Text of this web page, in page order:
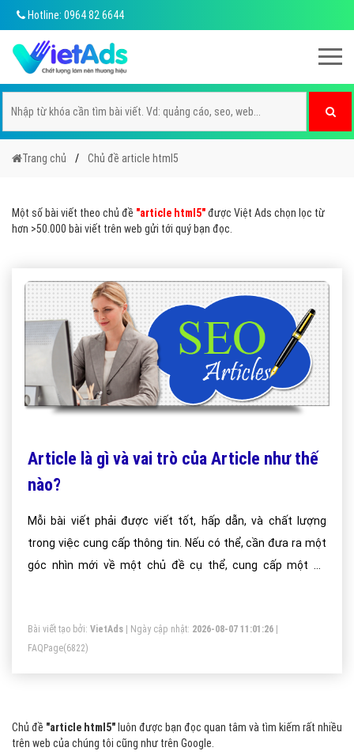
Hotline: 0964 82 6644
Trang chủ Chủ đề article html5
Một số bài viết theo chủ đề "article html5"được Việt Ads chọn lọc từ
hơn >50.000 bài viết trên web gửi tới quý bạn đọc.
Article là gì và vai trò của Article như thế
nào?
Mỗi bài viết phải được viết tốt, hấp dẫn, và chất lượng
trong việc cung cấp thông tin. Nếu có thể, cần đưa ra một
góc nhìn mới về một chủ đề cụ thể, cung cấp một số
Bài viết tạo bởi: VietAds | Ngày cập nhật: 2026-08-07 11:01:26
FAQPage(6822)
Chủ đề "article html5" luôn được bạn đọc quan tâm và tìm kiếm rất nhiều
trên web của chúng tôi cũng như trên Google.